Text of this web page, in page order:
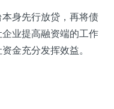
身先行放贷，再将债
业提高融资端的工作
金充分发挥效益。